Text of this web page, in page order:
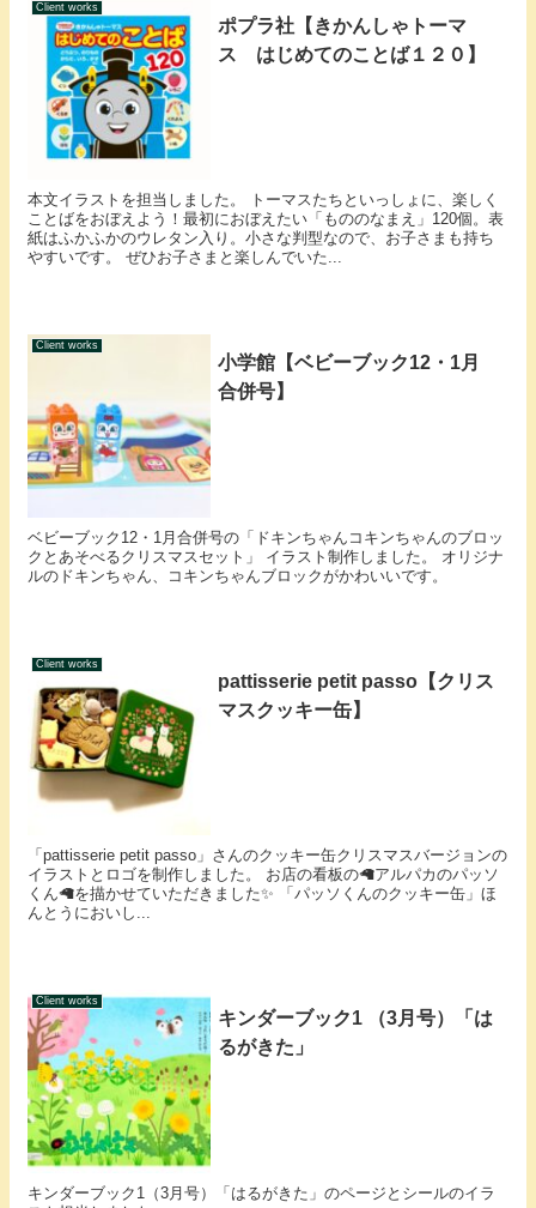
Client works
ポプラ社【きかんしゃトーマ
ス はじめてのことば１２０】
本文イラストを担当しました。 トーマスたちといっしょに、楽しく
ことばをおぼえよう！最初におぼえたい「もののなまえ」120個。表
紙はふかふかのウレタン入り。小さな判型なので、お子さまも持ち
やすいです。 ぜひお子さまと楽しんでいた...
Client works
小学館【ベビーブック12・1月
合併号】
ベビーブック12・1月合併号の「ドキンちゃんコキンちゃんのブロッ
クとあそべるクリスマスセット」 イラスト制作しました。 オリジナ
ルのドキンちゃん、コキンちゃんブロックがかわいいです。
Client works
pattisserie petit passo【クリス
マスクッキー缶】
「pattisserie petit passo」さんのクッキー缶クリスマスバージョンの
イラストとロゴを制作しました。 お店の看板の🦙アルパカのパッソ
くん🦙を描かせていただきました✨ 「パッソくんのクッキー缶」ほ
んとうにおいし...
Client works
キンダーブック1 （3月号）「は
るがきた」
キンダーブック1（3月号）「はるがきた」のページとシールのイラ